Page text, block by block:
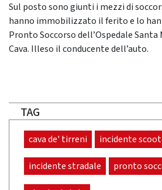
Sul posto sono giunti i mezzi di
hanno immobilizzato il ferito e lo
Pronto Soccorso dell’Ospedale Santa
Cava. Illeso il conducente dell’auto.
TAG
cava de' tirreni incidente
incidente stradale pronto